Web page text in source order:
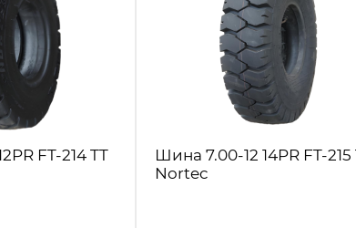
FT-214 TT
Шина 7.00-12 14PR FT-215
Nortec